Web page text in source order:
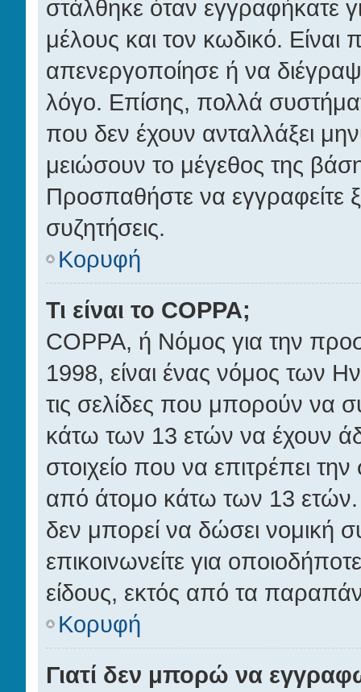
στάλθηκε όταν εγγραφήκατε
μέλους και τον κωδικό. Είναι
απενεργοποίησε ή να
λόγο. Επίσης, πολλά
που δεν έχουν ανταλλάξει
μειώσουν το μέγεθος της
Προσπαθήστε να εγγραφείτε
συζητήσεις.
Κορυφή
Τι είναι το COPPA;
COPPA, ή Νόμος για την
1998, είναι ένας νόμος των
τις σελίδες που μπορούν να
κάτω των 13 ετών να έχουν
στοιχείο που να επιτρέπει
από άτομο κάτω των 13
δεν μπορεί να δώσει νομική
επικοινωνείτε για
είδους, εκτός από τα
Κορυφή
Γιατί δεν μπορώ να